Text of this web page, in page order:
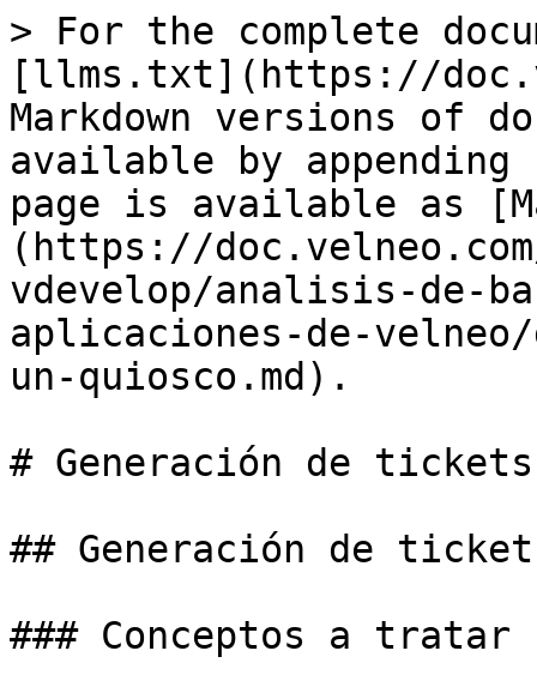
> For the complete
[llms.txt](https://
Markdown versions of
available by
page is available as
(https://
vdevelop/analisis-de-
aplicaciones-de-
un-quiosco.md).
# Generación de
## Generación de
### Conceptos a tratar